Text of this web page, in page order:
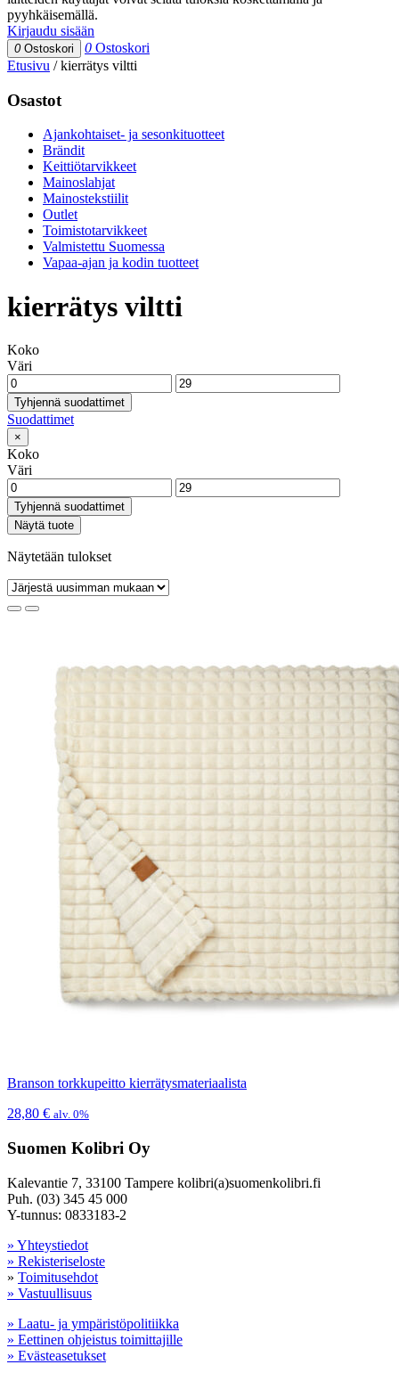
pyyhkäisemällä.
Kirjaudu sisään
0 Ostoskori 0 Ostoskori
Etusivu /kierrätys viltti
Osastot
Ajankohtaiset- ja sesonkituotteet
Brändit
Keittiötarvikkeet
Mainoslahjat
Mainostekstiilit
Outlet
Toimistotarvikkeet
Valmistettu Suomessa
Vapaa-ajan ja kodin tuotteet
kierrätys viltti
Koko
Väri
Tyhjennä suodattimet
Suodattimet
×
Koko
Väri
Tyhjennä suodattimet
Näytä tuote
Näytetään tulokset
Branson torkkupeitto kierrätysmateriaalista
28,80 € alv. 0%
Suomen Kolibri Oy
Kalevantie 7, 33100 Tampere kolibri(a)suomenkolibri.fi
Puh. (03) 345 45 000
Y-tunnus: 0833183-2
» Yhteystiedot
» Rekisteriseloste
» Toimitusehdot
» Vastuullisuus
» Laatu- ja ympäristöpolitiikka
» Eettinen ohjeistus toimittajille
» Evästeasetukset